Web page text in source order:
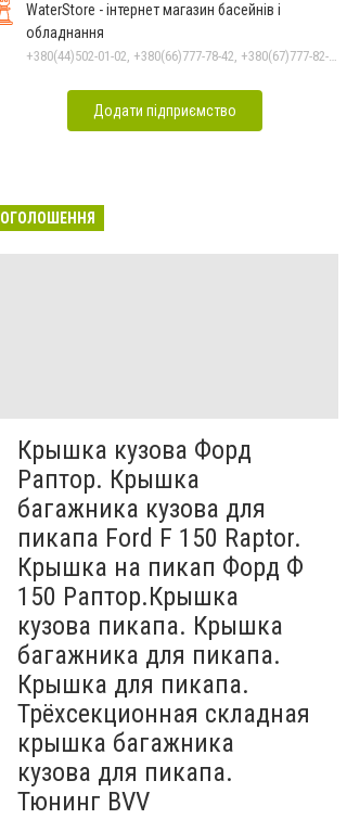
WaterStore - інтернет магазин басейнів і
обладнання
+380(44)502-01-02, +380(66)777-78-42, +380(67)777-82-19, +380(67)890-80-80, +380(73)890-80-80, +380(44)502-01-03
Додати підприємство
ОГОЛОШЕННЯ
Крышка кузова Форд
Раптор. Крышка
багажника кузова для
пикапа Ford F 150 Raptor.
Крышка на пикап Форд Ф
150 Раптор.Крышка
кузова пикапа. Крышка
багажника для пикапа.
Крышка для пикапа.
Трёхсекционная складная
крышка багажника
кузова для пикапа.
Тюнинг BVV